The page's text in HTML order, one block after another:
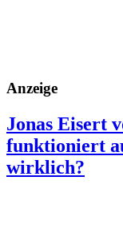
Anzeige
Jonas Eisert
funktioniert
wirklich?